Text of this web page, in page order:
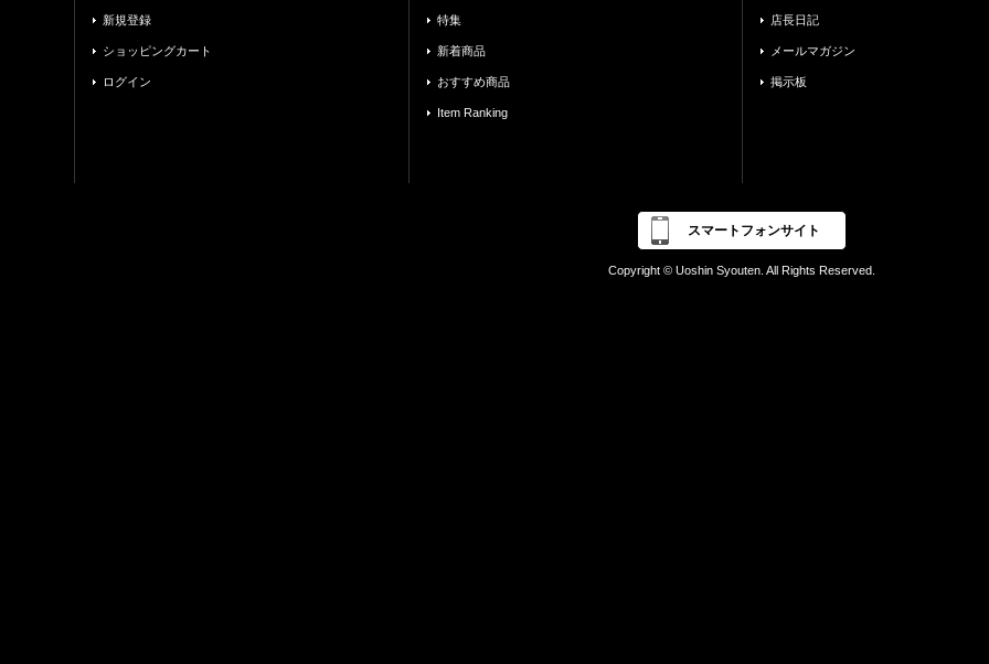
新規登録
ショッピングカート
ログイン
特集
新着商品
おすすめ商品
Item Ranking
店長日記
メールマガジン
掲示板
スマートフォンサイト
Copyright © Uoshin Syouten. All Rights Reserved.